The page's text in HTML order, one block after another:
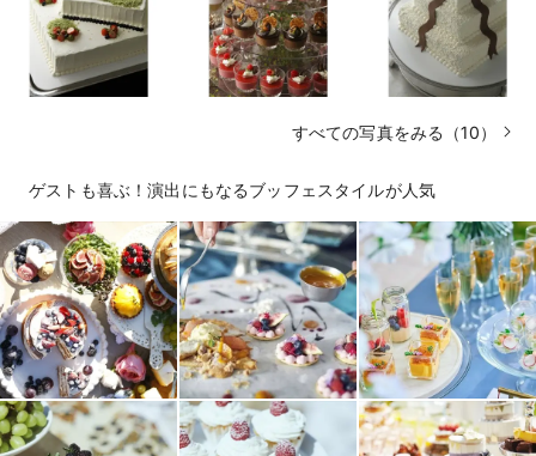
すべての写真をみる（10）
ゲストも喜ぶ！演出にもなるブッフェスタイルが人気